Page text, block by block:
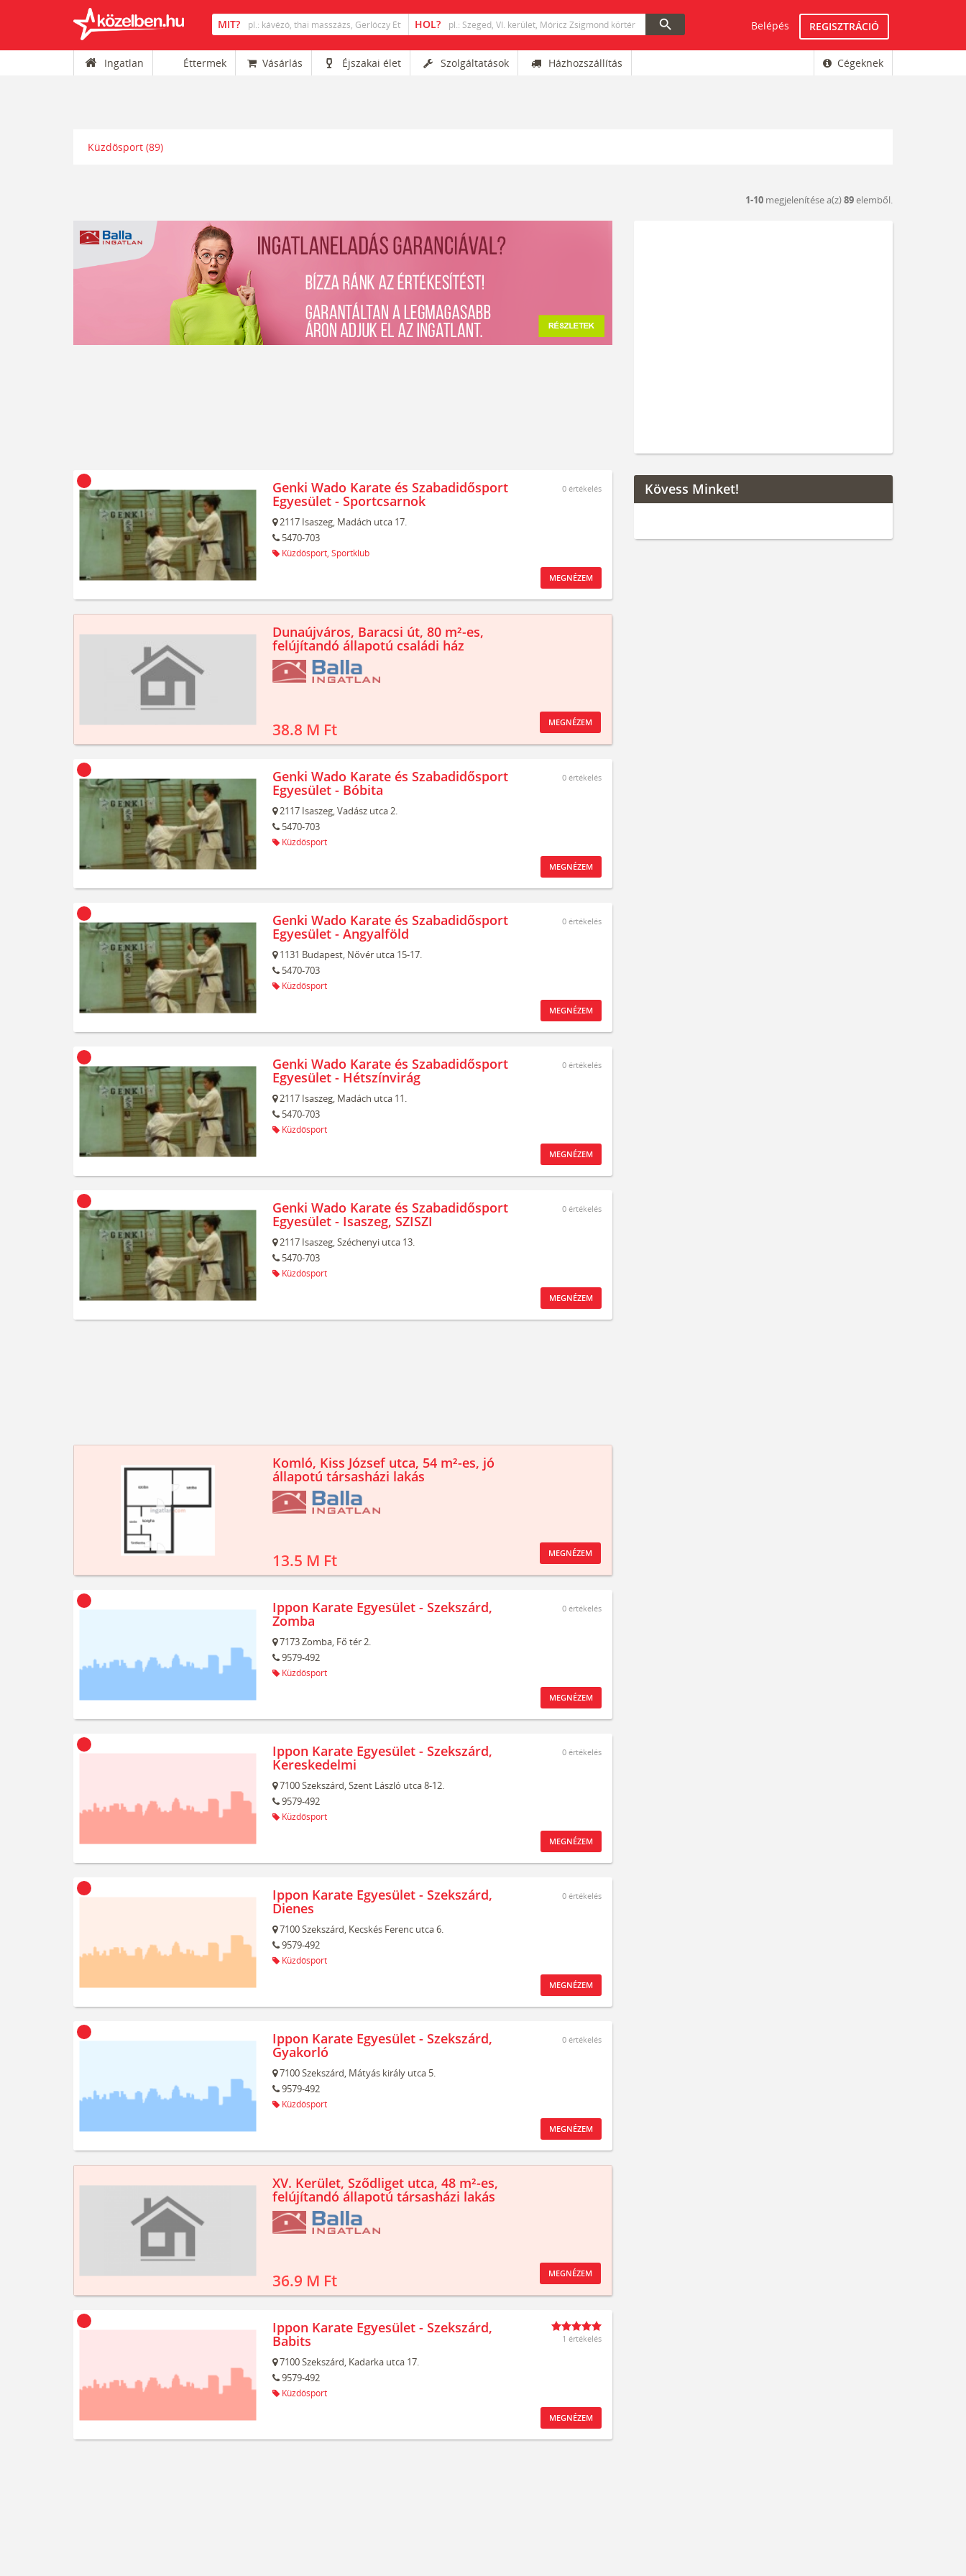
search Belépés REGISZTRÁCIÓ
Ingatlan Éttermek Vásárlás Éjszakai élet Szolgáltatások Házhozszállítás Cégeknek
Küzdősport (89)
1-10 megjelenítése a(z)89elemből.
Genki Wado Karate és Szabadidősport
Egyesület - Sportcsarnok
2117 Isaszeg, Madách utca 17.
5470-703
Küzdősport, Sportklub
0 értékelés
MEGNÉZEM
Dunaújváros, Baracsi út, 80 m²-es,
felújítandó állapotú családi ház
38.8 M Ft MEGNÉZEM
Genki Wado Karate és Szabadidősport
Egyesület - Bóbita
2117 Isaszeg,Vadász utca 2.
5470-703
Küzdősport
0 értékelés
MEGNÉZEM
Genki Wado Karate és Szabadidősport
Egyesület - Angyalföld
1131 Budapest, Nővér utca 15-17.
5470-703
Küzdősport
0 értékelés
MEGNÉZEM
Genki Wado Karate és Szabadidősport
Egyesület - Hétszínvirág
2117 Isaszeg, Madách utca 11.
5470-703
Küzdősport
0 értékelés
MEGNÉZEM
Genki Wado Karate és Szabadidősport
Egyesület - Isaszeg, SZISZI
2117 Isaszeg,Széchenyi utca 13.
5470-703
Küzdősport
0 értékelés
MEGNÉZEM
Komló, Kiss József utca, 54 m²-es, jó
állapotú társasházi lakás
13.5 M Ft MEGNÉZEM
Ippon Karate Egyesület - Szekszárd,
Zomba
7173Zomba, Fő tér 2.
9579-492
Küzdősport
0 értékelés
MEGNÉZEM
Ippon Karate Egyesület - Szekszárd,
Kereskedelmi
7100Szekszárd,Szent László utca 8-12.
9579-492
Küzdősport
0 értékelés
MEGNÉZEM
Ippon Karate Egyesület - Szekszárd,
Dienes
7100Szekszárd, Kecskés Ferenc utca 6.
9579-492
Küzdősport
0 értékelés
MEGNÉZEM
Ippon Karate Egyesület - Szekszárd,
Gyakorló
7100Szekszárd, Mátyás király utca 5.
9579-492
Küzdősport
0 értékelés
MEGNÉZEM
XV. Kerület, Sződliget utca, 48 m²-es,
felújítandó állapotú társasházi lakás
36.9 M Ft MEGNÉZEM
Ippon Karate Egyesület - Szekszárd,
Babits
7100Szekszárd, Kadarka utca 17.
9579-492
Küzdősport
1 értékelés
MEGNÉZEM
Kövess Minket!